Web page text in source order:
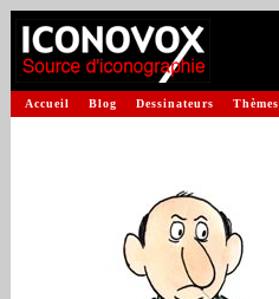
Accueil Blog Dessinateurs Thèmes